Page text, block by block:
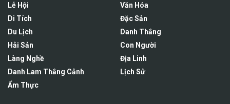
Lễ Hội
Di Tích
Du Lịch
Hải Sản
Làng Nghề
Danh Lam Thắng Cảnh
Ẩm Thực
Văn Hóa
Đặc Sản
Danh Thắng
Con Người
Địa Linh
Lịch Sử